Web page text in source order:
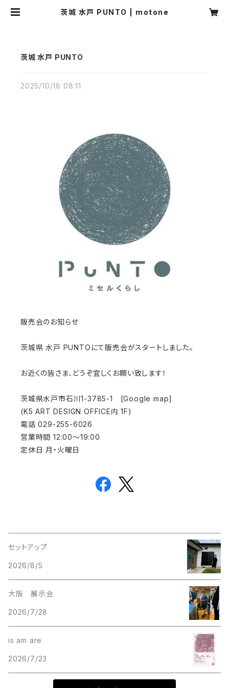
茨城 水戸 PUNTO | motone
茨城 水戸 PUNTO
2025/10/18 08:11
販売会のお知らせ
茨城県 水戸 PUNTOにて販売会がスタートしました。
お近くの皆さま、どうぞ宜しくお願い致します！
茨城県水戸市石川1-3785-1 [Google map]
(K5 ART DESIGN OFFICE内 1F)
電話 029-255-6026
営業時間 12:00〜19:00
定休日 月・火曜日
セットアップ
2026/8/5
大阪 展示会
2026/7/28
is am are
2026/7/23